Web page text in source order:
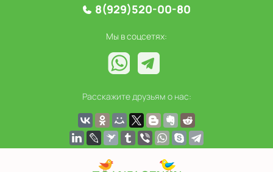
8(929)520-00-80
Мы в соцсетях:
Расскажите друзьям о нас: